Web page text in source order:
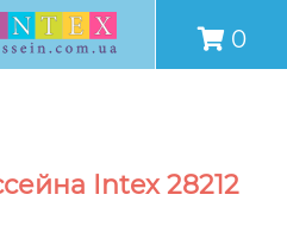
0
Intex 28212